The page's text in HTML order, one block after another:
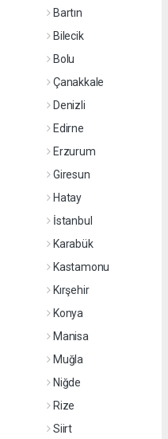
Bartın
Bilecik
Bolu
Çanakkale
Denizli
Edirne
Erzurum
Giresun
Hatay
İstanbul
Karabük
Kastamonu
Kırşehir
Konya
Manisa
Muğla
Niğde
Rize
Siirt